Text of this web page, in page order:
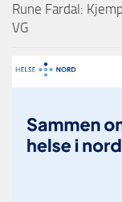
Rune Fardal:
VG